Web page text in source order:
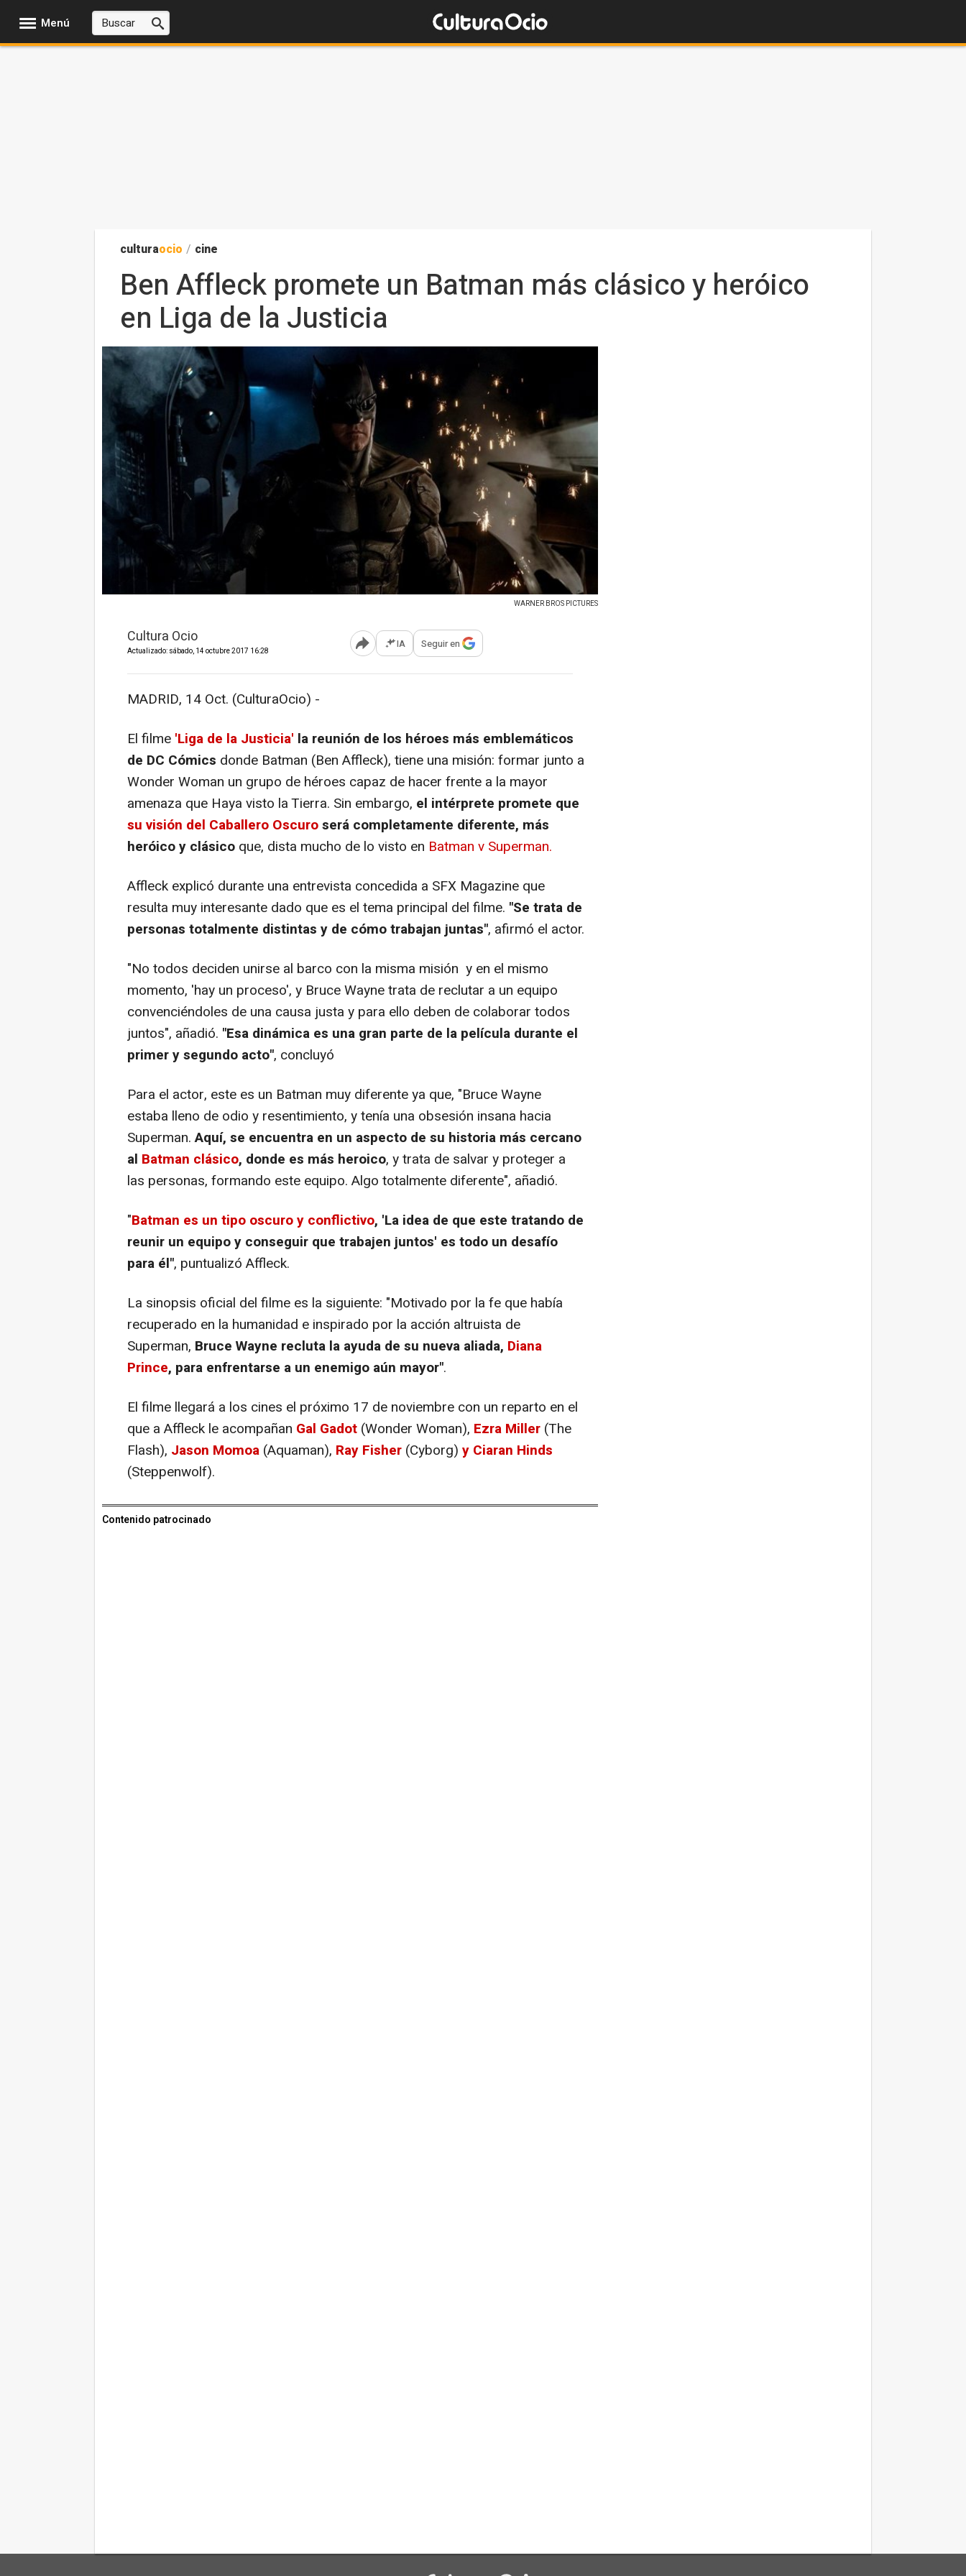
Menú
culturaocio / cine
Ben Affleck promete un Batman más clásico y heróico
en Liga de la Justicia
WARNER BROS PICTURES
Cultura Ocio
Actualizado: sábado, 14 octubre 2017 16:28 Abrir opciones para compartir
IA Seguir en
MADRID, 14 Oct. (CulturaOcio) -
El filme 'Liga de la Justicia' la reunión de los héroes más emblemáticos
de DC Cómics donde Batman (Ben Affleck), tiene una misión: formar junto a
Wonder Woman un grupo de héroes capaz de hacer frente a la mayor
amenaza que Haya visto la Tierra. Sin embargo, el intérprete promete que
su visión del Caballero Oscuroserá completamente diferente, más
heróico y clásico que, dista mucho de lo visto en Batman v Superman.
Affleck explicó durante una entrevista concedida a SFX Magazine que
resulta muy interesante dado que es el tema principal del filme. "Se trata de
personas totalmente distintas y de cómo trabajan juntas", afirmó el actor.
"No todos deciden unirse al barco con la misma misión y en el mismo
momento, 'hay un proceso', y Bruce Wayne trata de reclutar a un equipo
convenciéndoles de una causa justa y para ello deben de colaborar todos
juntos", añadió. "Esa dinámica es una gran parte de la película durante el
primer y segundo acto", concluyó
Para el actor, este es un Batman muy diferente ya que, "Bruce Wayne
estaba lleno de odio y resentimiento, y tenía una obsesión insana hacia
Superman.Aquí, se encuentra en un aspecto de su historia más cercano
al Batman clásico, donde es más heroico, y trata de salvar y proteger a
las personas, formando este equipo. Algo totalmente diferente", añadió.
"Batman es un tipo oscuro y conflictivo, 'La idea de que este tratando de
reunir un equipo y conseguir que trabajen juntos' es todo un desafío
para él", puntualizó Affleck.
La sinopsis oficial del filme es la siguiente: "Motivado por la fe que había
recuperado en la humanidad e inspirado por la acción altruista de
Superman, Bruce Wayne recluta la ayuda de su nueva aliada, Diana
Prince, para enfrentarse a un enemigo aún mayor".
El filme llegará a los cines el próximo 17 de noviembre con un reparto en el
que a Affleck le acompañan Gal Gadot (Wonder Woman), Ezra Miller (The
Flash), Jason Momoa (Aquaman), Ray Fisher (Cyborg) y Ciaran Hinds
(Steppenwolf).
Contenido patrocinado